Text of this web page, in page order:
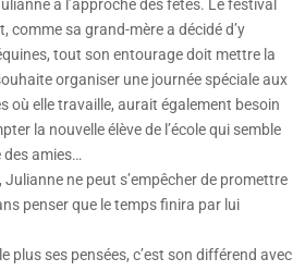
à l’approche des fêtes. Le festival
comme sa grand-mère a décidé d’y
tout son entourage doit mettre la
organiser une journée spéciale aux
où elle travaille, aurait également besoin
la nouvelle élève de l’école qui semble
des amies…
ne peut s’empêcher de promettre
penser que le temps finira par lui
plus ses pensées, c’est son différend avec